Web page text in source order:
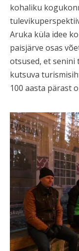
kohaliku
Aruka küla idee
paisjärve osas
otsused, et senini
kutsuva
100 aasta pärast